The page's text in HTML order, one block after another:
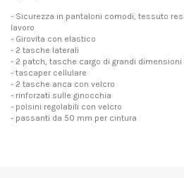
- Sicurezza in pantaloni comodi, tessuto
lavoro
- Girovita con elastico
- 2 tasche laterali
- 2 patch, tasche cargo di grandi
- tascaper cellulare
- 2 tasche anca con velcro
- rinforzati sulle ginocchia
- polsini regolabili con velcro
- passanti da 50 mm per cintura